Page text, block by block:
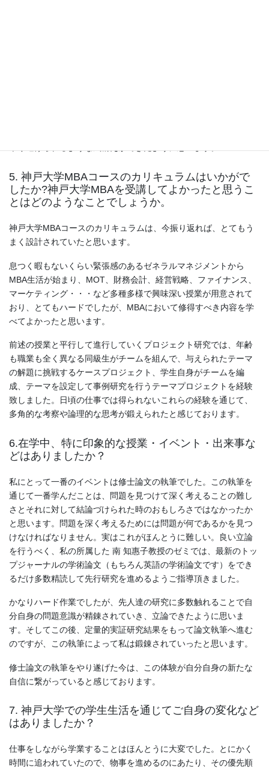
5. 神戸大学MBAコースのカリキュラムはいかがで
したか?神戸大学MBAを受講してよかったと思うこ
とはどのようなことでしょうか。
神戸大学MBAコースのカリキュラムは、今振り返れば、とてもう
まく設計されていたと思います。
息つく暇もないくらい緊張感のあるゼネラルマネジメントから
MBA生活が始まり、MOT、財務会計、経営戦略、ファイナンス、
マーケティング・・・など多種多様で興味深い授業が用意されて
おり、とてもハードでしたが、MBAにおいて修得すべき内容を学
べてよかったと思います。
前述の授業と平行して進行していくプロジェクト研究では、年齢
も職業も全く異なる同級生がチームを組んで、与えられたテーマ
の解題に挑戦するケースプロジェクト、学生自身がチームを編
成、テーマを設定して事例研究を行うテーマプロジェクトを経験
致しました。日頃の仕事では得られないこれらの経験を通じて、
多角的な考察や論理的な思考が鍛えられたと感じております。
6.在学中、特に印象的な授業・イベント・出来事な
どはありましたか？
私にとって一番のイベントは修士論文の執筆でした。この執筆を
通じて一番学んだことは、問題を見つけて深く考えることの難し
さとそれに対して結論づけられた時のおもしろさではなかったか
と思います。問題を深く考えるためには問題が何であるかを見つ
けなければなりません。実はこれがほんとうに難しい。良い立論
を行うべく、私の所属した 南 知惠子教授のゼミでは、最新のトッ
プジャーナルの学術論文（もちろん英語の学術論文です）をでき
るだけ多数精読して先行研究を進めるようご指導頂きました。
かなりハード作業でしたが、先人達の研究に多数触れることで自
分自身の問題意識が精錬されていき、立論できたように思いま
す。そしてこの後、定量的実証研究結果をもって論文執筆へ進む
のですが、この執筆によって私は鍛錬されていったと思います。
修士論文の執筆をやり遂げた今は、この体験が自分自身の新たな
自信に繋がっていると感じております。
7. 神戸大学での学生生活を通じてご自身の変化など
はありましたか？
仕事をしながら学業することはほんとうに大変でした。とにかく
時間に追われていたので、物事を進めるのにあたり、その優先順